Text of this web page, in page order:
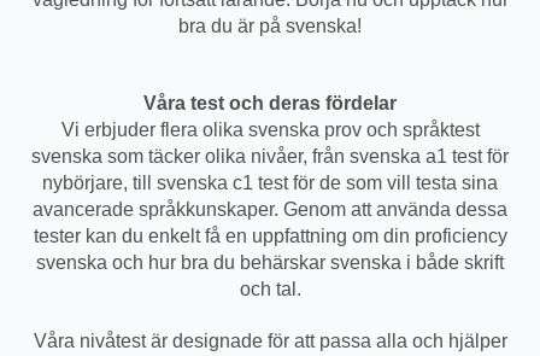
bra du är på svenska!
Våra test och deras fördelar
Vi erbjuder flera olika svenska prov och språktest
svenska som täcker olika nivåer, från svenska a1 test för
nybörjare, till svenska c1 test för de som vill testa sina
avancerade språkkunskaper. Genom att använda dessa
tester kan du enkelt få en uppfattning om din proficiency
svenska och hur bra du behärskar svenska i både skrift
och tal.
Våra nivåtest är designade för att passa alla och hjälper